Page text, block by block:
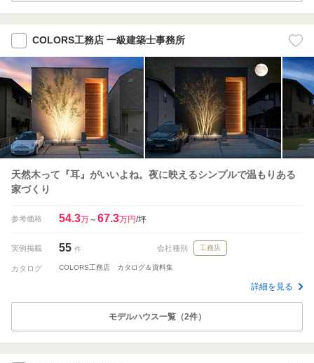
COLORS工務店 一級建築士事務所
天然木って『耳』がいいよね。夜に映えるシンプルで温もりある
家づくり
参考価格 54.3万～67.3万円/坪
実例掲載 55 件 会社種別 工務店
カタログ COLORS工務店 カタログ＆資料集
詳細を見る
モデルハウス一覧（2件）